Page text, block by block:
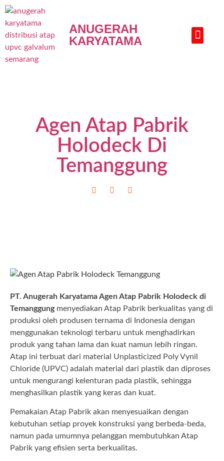
ANUGERAH
KARYATAMA
Agen Atap Pabrik
Holodeck Di
Temanggung
PT. Anugerah Karyatama Agen Atap Pabrik Holodeck di
Temanggungmenyediakan Atap Pabrik berkualitas yang di
produksi oleh produsen ternama di Indonesia dengan
menggunakan teknologi terbaru untuk menghadirkan
produk yang tahan lama dan kuat namun lebih ringan.
Atap ini terbuat dari material Unplasticized Poly Vynil
Chloride (UPVC) adalah material dari plastik dan diproses
untuk mengurangi kelenturan pada plastik, sehingga
menghasilkan plastik yang keras dan kuat.
Pemakaian Atap Pabrik akan menyesuaikan dengan
kebutuhan setiap proyek konstruksi yang berbeda-beda,
namun pada umumnya pelanggan membutuhkan Atap
Pabrik yang efisien serta berkualitas.